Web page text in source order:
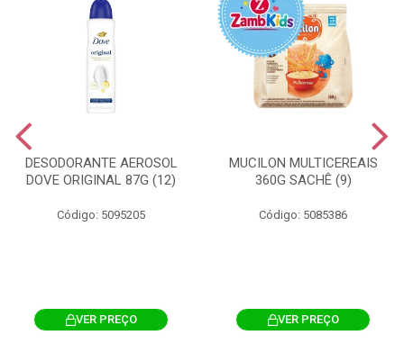
DESODORANTE AEROSOL
DOVE ORIGINAL 87G (12)
Código: 5095205
VER PREÇO
MUCILON MULTICEREAIS
360G SACHÊ (9)
Código: 5085386
VER PREÇO